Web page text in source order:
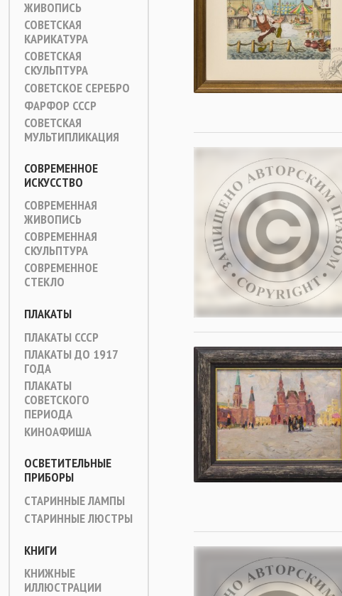
ЖИВОПИСЬ
СОВЕТСКАЯ
КАРИКАТУРА
СОВЕТСКАЯ
СКУЛЬПТУРА
СОВЕТСКОЕ СЕРЕБРО
ФАРФОР СССР
СОВЕТСКАЯ
МУЛЬТИПЛИКАЦИЯ
СОВРЕМЕННОЕ
ИСКУССТВО
СОВРЕМЕННАЯ
ЖИВОПИСЬ
СОВРЕМЕННАЯ
СКУЛЬПТУРА
СОВРЕМЕННОЕ
СТЕКЛО
ПЛАКАТЫ
ПЛАКАТЫ СССР
ПЛАКАТЫ ДО 1917
ГОДА
ПЛАКАТЫ
СОВЕТСКОГО
ПЕРИОДА
КИНОАФИША
ОСВЕТИТЕЛЬНЫЕ
ПРИБОРЫ
СТАРИННЫЕ ЛАМПЫ
СТАРИННЫЕ ЛЮСТРЫ
КНИГИ
КНИЖНЫЕ
ИЛЛЮСТРАЦИИ